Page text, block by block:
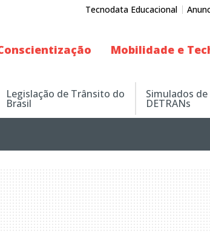
Tecnodata Educacional
Mobilidade e
Legislação de Trânsito do
Brasil
Simulados de
DETRANs